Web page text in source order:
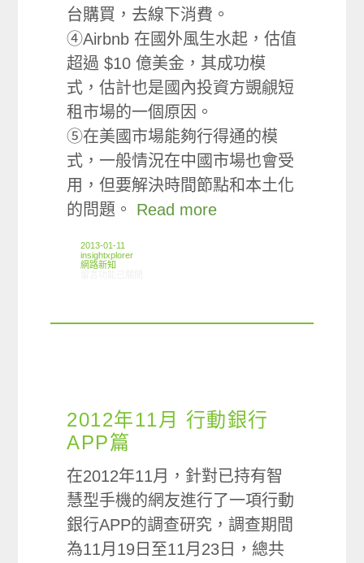
台購買，去線下消費。
④Airbnb 在國外風生水起，估值
超過 $10 億美金，其成功模
式，估計也是國內投資方覬覦短
租市場的一個原因。
⑤在美國市場能夠行得通的模
式，一般情況在中國市場也會受
用，但要解決時間節點和本土化
的問題。 Read more
2013-01-11
insightxplorer
網路新知
2012年11月 行動銀行
APP篇
在2012年11月，針對已持有智
慧型手機的網友進行了一項行動
銀行APP的調查研究，調查期間
為11月19日至11月23日，總共